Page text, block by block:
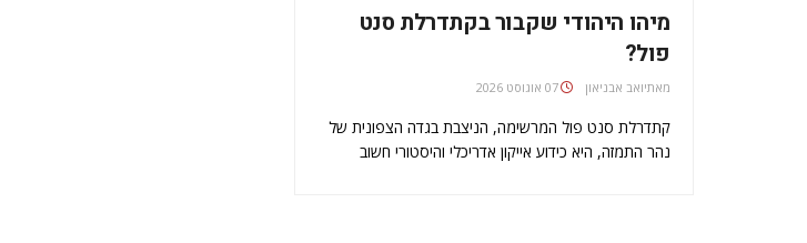
מיהו היהודי שקבור בקתדרלת סנט
פול?
מאתיואב אבניאון 07 אוגוסט 2026
קתדרלת סנט פול המרשימה, הניצבת בגדה הצפונית של
נהר התמזה, היא כידוע אייקון אדריכלי והיסטורי חשוב